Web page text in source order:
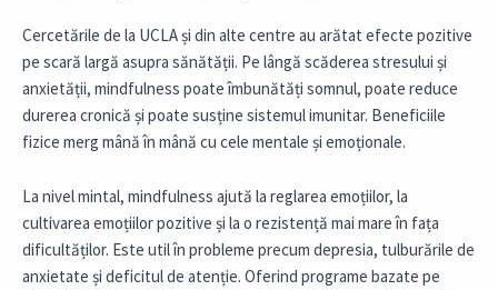
Cercetările de la UCLA și din alte centre au arătat efecte pozitive
pe scară largă asupra sănătății. Pe lângă scăderea stresului și
anxietății, mindfulness poate îmbunătăți somnul, poate reduce
durerea cronică și poate susține sistemul imunitar. Beneficiile
fizice merg mână în mână cu cele mentale și emoționale.
La nivel mintal, mindfulness ajută la reglarea emoțiilor, la
cultivarea emoțiilor pozitive și la o rezistență mai mare în fața
dificultăților. Este util în probleme precum depresia, tulburările de
anxietate și deficitul de atenție. Oferind programe bazate pe